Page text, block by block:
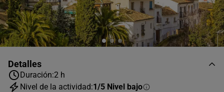
Detalles
Duración:2 h
Nivel de la actividad:1/5 Nivel bajo